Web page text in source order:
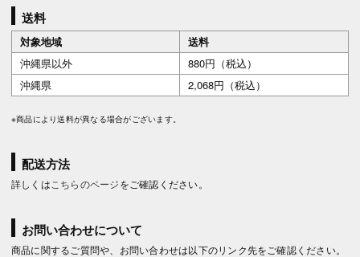
送料
対象地域
送料
沖縄県以外
880円（税込）
沖縄県
2,068円（税込）
※商品により送料が異なる場合がございます。
配送方法
詳しくは こちらのページをご確認ください。
お問い合わせについて
商品に関するご質問や、お問い合わせは以下のリンク先をご確認ください。